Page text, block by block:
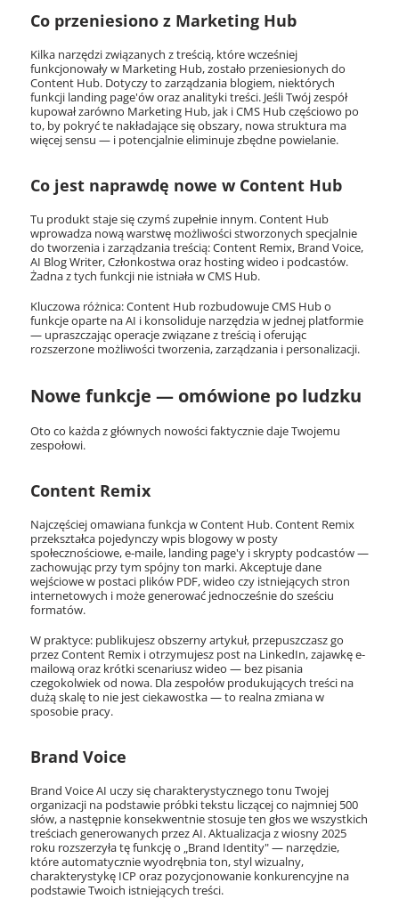
Co przeniesiono z Marketing Hub
Kilka narzędzi związanych z treścią, które wcześniej
funkcjonowały w Marketing Hub, zostało przeniesionych do
Content Hub. Dotyczy to zarządzania blogiem, niektórych
funkcji landing page'ów oraz analityki treści. Jeśli Twój zespół
kupował zarówno Marketing Hub, jak i CMS Hub częściowo po
to, by pokryć te nakładające się obszary, nowa struktura ma
więcej sensu — i potencjalnie eliminuje zbędne powielanie.
Co jest naprawdę nowe w Content Hub
Tu produkt staje się czymś zupełnie innym. Content Hub
wprowadza nową warstwę możliwości stworzonych specjalnie
do tworzenia i zarządzania treścią: Content Remix, Brand Voice,
AI Blog Writer, Członkostwa oraz hosting wideo i podcastów.
Żadna z tych funkcji nie istniała w CMS Hub.
Kluczowa różnica: Content Hub rozbudowuje CMS Hub o
funkcje oparte na AI i konsoliduje narzędzia w jednej platformie
— upraszczając operacje związane z treścią i oferując
rozszerzone możliwości tworzenia, zarządzania i personalizacji.
Nowe funkcje — omówione po ludzku
Oto co każda z głównych nowości faktycznie daje Twojemu
zespołowi.
Content Remix
Najczęściej omawiana funkcja w Content Hub. Content Remix
przekształca pojedynczy wpis blogowy w posty
społecznościowe, e-maile, landing page'y i skrypty podcastów —
zachowując przy tym spójny ton marki. Akceptuje dane
wejściowe w postaci plików PDF, wideo czy istniejących stron
internetowych i może generować jednocześnie do sześciu
formatów.
W praktyce: publikujesz obszerny artykuł, przepuszczasz go
przez Content Remix i otrzymujesz post na LinkedIn, zajawkę e-
mailową oraz krótki scenariusz wideo — bez pisania
czegokolwiek od nowa. Dla zespołów produkujących treści na
dużą skalę to nie jest ciekawostka — to realna zmiana w
sposobie pracy.
Brand Voice
Brand Voice AI uczy się charakterystycznego tonu Twojej
organizacji na podstawie próbki tekstu liczącej co najmniej 500
słów, a następnie konsekwentnie stosuje ten głos we wszystkich
treściach generowanych przez AI. Aktualizacja z wiosny 2025
roku rozszerzyła tę funkcję o „Brand Identity" — narzędzie,
które automatycznie wyodrębnia ton, styl wizualny,
charakterystykę ICP oraz pozycjonowanie konkurencyjne na
podstawie Twoich istniejących treści.